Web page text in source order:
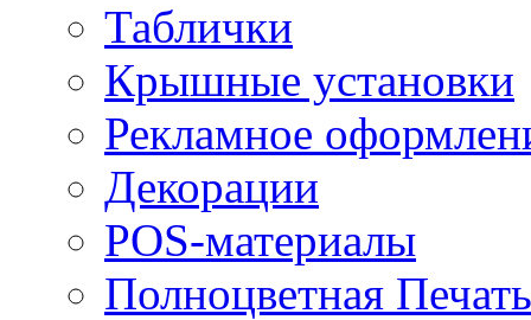
Таблички
Крышные установки
Рекламное
Декорации
POS-материалы
Полноцветная Печать